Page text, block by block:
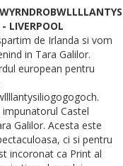
LIVERPOOL
de Irlanda si vom
in Tara Galilor.
european pentru
Castel
Galilor. Acesta este
ci si pentru
incoronat ca Print al